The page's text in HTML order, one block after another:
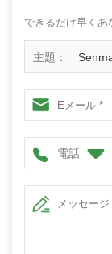
できるだけ早くあ
主題：
ントドアぶら
電話